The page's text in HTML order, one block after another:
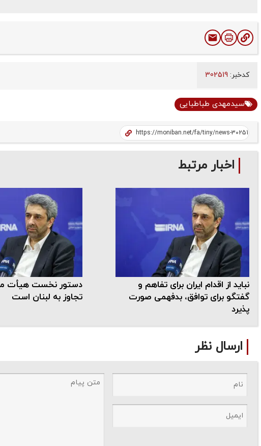
کدخبر:
سیدمهدی طباطبایی
اخبار مرتبط
نباید از اقدام ایران برای تفاهم و
گفتگو برای توافق، بدفهمی صورت
پذیرد
دستور نخست هیأت
تجاوز به لبنان است
ارسال نظر